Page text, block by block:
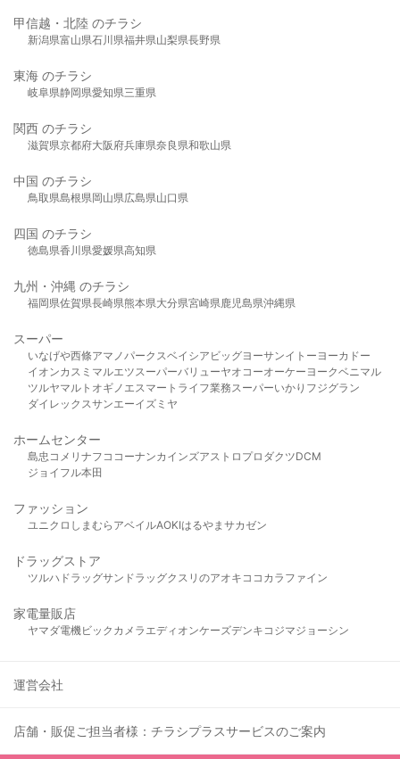
甲信越・北陸 のチラシ
新潟県富山県石川県福井県山梨県長野県
東海 のチラシ
岐阜県静岡県愛知県三重県
関西 のチラシ
滋賀県京都府大阪府兵庫県奈良県和歌山県
中国 のチラシ
鳥取県島根県岡山県広島県山口県
四国 のチラシ
徳島県香川県愛媛県高知県
九州・沖縄 のチラシ
福岡県佐賀県長崎県熊本県大分県宮崎県 鹿児島県沖縄県
スーパー
いなげや西條アマノパークスベイシア ビッグヨーサンイトーヨーカドー
イオンカスミ マルエツ スーパーバリューヤオコーオーケー ヨークベニマル
ツルヤマルト オギノ エスマート ライフ業務スーパーいかり フジグラン
ダイレックスサンエーイズミヤ
ホームセンター
島忠 コメリ ナフコ コーナンカインズアストロプロダクツDCM
ジョイフル本田
ファッション
ユニクロ しまむら アベイルAOKIはるやま サカゼン
ドラッグストア
ツルハドラッグサンドラッグクスリのアオキ ココカラファイン
家電量販店
ヤマダ電機ビックカメラ エディオンケーズデンキ コジマジョーシン
運営会社
店舗・販促ご担当者様：チラシプラスサービスのご案内